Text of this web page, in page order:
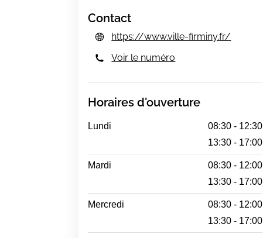
Contact
https://www.ville-firminy.fr/
Voir le numéro
Horaires d'ouverture
Lundi
08:30 - 12:30
13:30 - 17:00
Mardi
08:30 - 12:00
13:30 - 17:00
Mercredi
08:30 - 12:00
13:30 - 17:00